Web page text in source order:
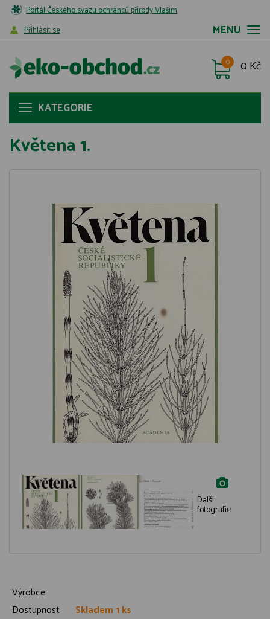
Portál Českého svazu ochránců přírody Vlašim
MENU
Příhlásit se
0 Kč
0
KATEGORIE
Květena 1.
Další
fotografie
Výrobce
Dostupnost
Skladem 1 ks